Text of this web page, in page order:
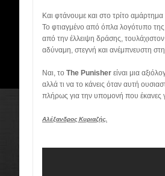
Και φτάνουμε και στο τρίτο
Το φτιαγμένο από όπλα λογότυπο της
από την έλλειψη δράσης, τουλάχιστον
αδύναμη, στεγνή και ανέμπνευστη
Ναι, το The Punisher είναι μια
αλλά τι να το κάνεις όταν αυτή
πλήρως για την υπομονή που έκανες
Αλέξανδρος Κυριαζής.